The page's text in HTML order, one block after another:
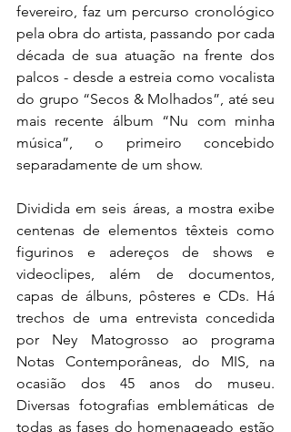
fevereiro, faz um percurso cronológico
pela obra do artista, passando por cada
década de sua atuação na frente dos
palcos - desde a estreia como vocalista
do grupo “Secos & Molhados”, até seu
mais recente álbum “Nu com minha
música”, o primeiro concebido
separadamente de um show.
Dividida em seis áreas, a mostra exibe
centenas de elementos têxteis como
figurinos e adereços de shows e
videoclipes, além de documentos,
capas de álbuns, pôsteres e CDs. Há
trechos de uma entrevista concedida
por Ney Matogrosso ao programa
Notas Contemporâneas, do MIS, na
ocasião dos 45 anos do museu.
Diversas fotografias emblemáticas de
todas as fases do homenageado estão